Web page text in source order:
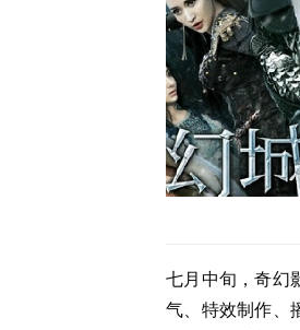
七月中旬，奇幻
气、特效制作、